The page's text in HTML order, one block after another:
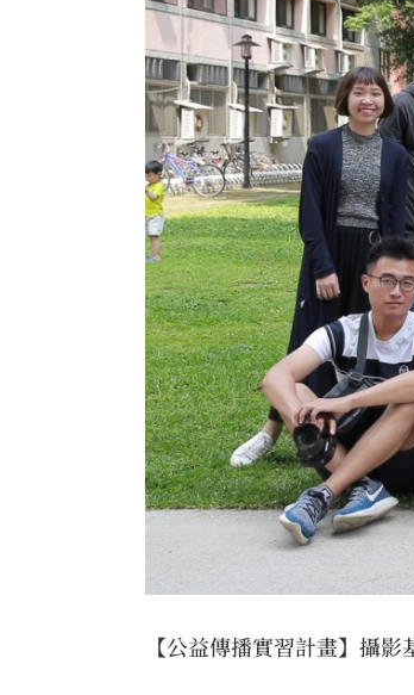
【公益傳播實習計畫】攝影